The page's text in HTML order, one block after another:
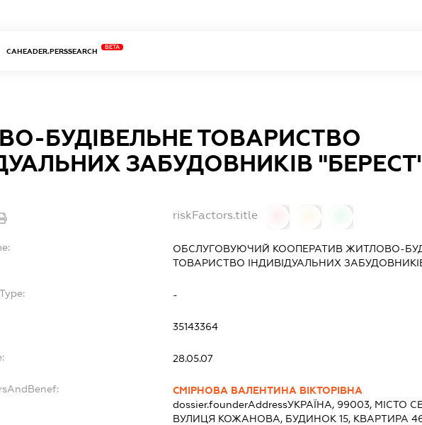
CAHEADER.PERSSEARCH
BETA
БУДІВЕЛЬНЕ ТОВАРИСТВО
ЗАБУДОВНИКІВ
riskFactors.title
ОБСЛУГОВУЮЧИЙ КООПЕРАТИВ ЖИТЛОВО-
ТОВАРИСТВО ІНДИВІДУАЛЬНИХ
-
35143364
28.05.07
СМІРНОВА ВАЛЕНТИНА ВІКТОРІВНА
dossier.founderAddressУКРАЇНА, 99003, МІСТО
ВУЛИЦЯ КОЖАНОВА, БУДИНОК 15, КВАРТИРА